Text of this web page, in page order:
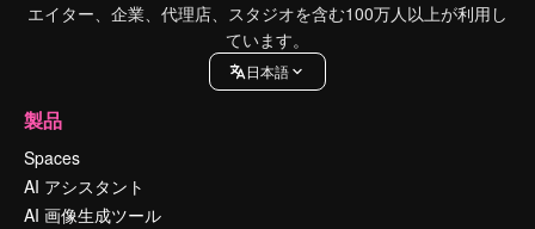
エイター、企業、代理店、スタジオを含む100万人以上が利用し
ています。
日本語
製品
Spaces
AI アシスタント
AI 画像生成ツール